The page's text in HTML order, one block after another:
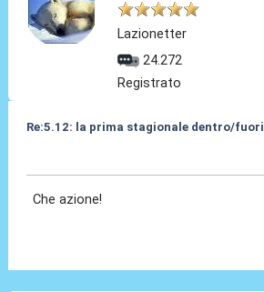
Lazionetter
24.272
Registrato
Re:5.12: la prima stagionale dentro/fuori
Che azione!